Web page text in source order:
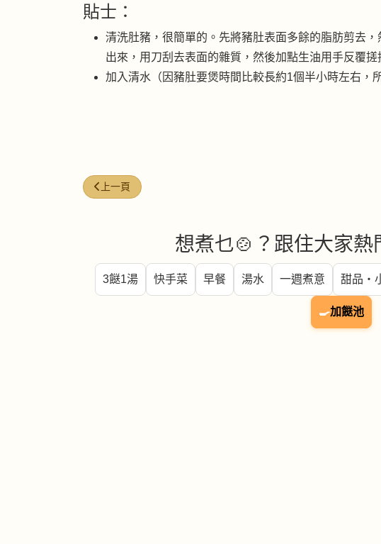
貼士：
清洗肚豬，很簡單的。先將豬肚表面多餘的脂肪剪去
出來，用刀刮去表面的雜質，然後加點生油用手反覆搓
加入清水（因豬肚要煲時間比較長約1個半小時左右，
上一篇文章: 秘製香汁雞扒
上一頁
想煮乜🍲？跟住大家熱
3餸1湯 快手菜 早餐 湯水 一週煮意 甜品・
🍳加餸池